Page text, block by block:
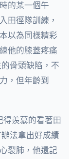
的某一個午
田徑隊訓練，
以為同樣精彩
他的膝蓋疼痛
骨頭缺陷，不
，但年齡到
羨慕的看著田
法拿出好成績
裂肺，他還記